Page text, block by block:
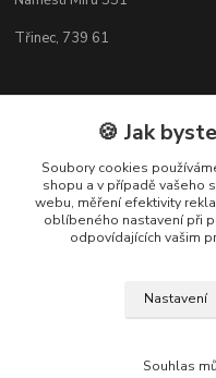
Třinec, 739 61
+420
🍪 Jak
Soubory cookies
shopu a v případě vašeho
webu, měření efektivity
oblíbeného nastavení při
odpovídajících vašim
Nastavení
Souhlas